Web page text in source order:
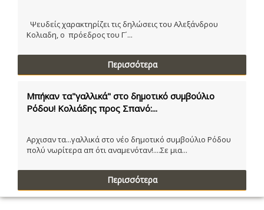
Ψευδείς χαρακτηρίζει τις δηλώσεις του Αλεξάνδρου
Κολιαδη, ο πρόεδρος του Γ´...
Περισσότερα
Μπήκαν τα"γαλλικά" στο δημοτικό συμβούλιο
Ρόδου! Κολιάδης προς Σπανό:...
Αρχισαν τα...γαλλικά στο νέο δημοτικό συμβούλιο Ρόδου
πολύ νωρίτερα απ ότι αναμενόταν!....Σε μια...
Περισσότερα